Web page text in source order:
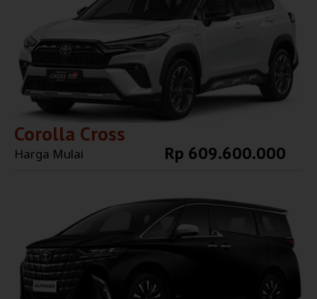
Corolla Cross
Harga Mulai Rp 609.600.000